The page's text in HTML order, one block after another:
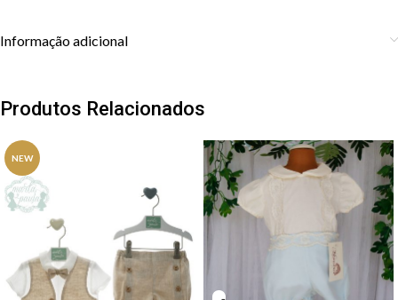
Informação adicional
Produtos Relacionados
NEW